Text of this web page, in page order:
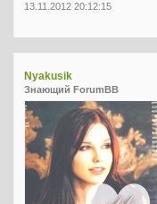
13.11.2012 20:12:15
Nyakusik
Знающий ForumBB